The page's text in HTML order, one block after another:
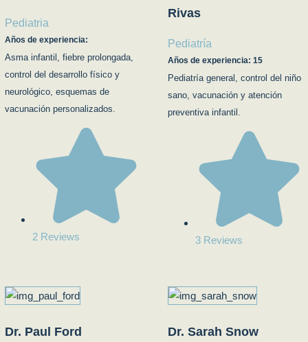
Pediatria
Años de experiencia:
Asma infantil, fiebre prolongada,
control del desarrollo físico y
neurológico, esquemas de
vacunación personalizados.
2 Reviews
Rivas
Pediatría
Años de experiencia: 15
Pediatría general, control del niño
sano, vacunación y atención
preventiva infantil.
3 Reviews
Dr. Paul Ford Dr. Sarah Snow